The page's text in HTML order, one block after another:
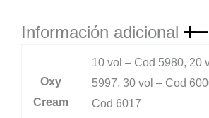
Información adicional
Oxy
Cream
10 vol – Cod 5980, 20
5997, 30 vol – Cod
Cod 6017